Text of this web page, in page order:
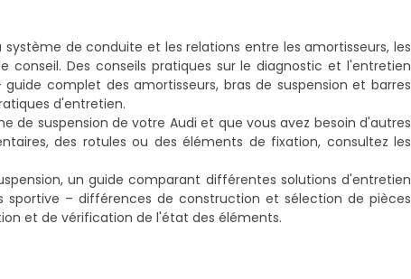
de conduite et les relations entre les amortisseurs, les
Des conseils pratiques sur le diagnostic et l'entretien
guide complet des amortisseurs, bras de suspension et barres
d'entretien.
de suspension de votre Audi et que vous avez besoin d'autres
des rotules ou des éléments de fixation, consultez les
un guide comparant différentes solutions d'entretien
sportive – différences de construction et sélection de pièces
et de vérification de l'état des éléments.